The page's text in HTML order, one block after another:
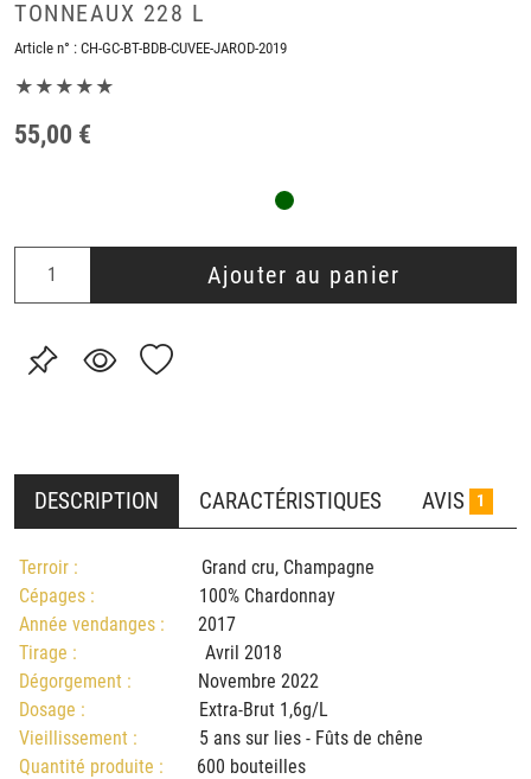
TONNEAUX 228 L
Article n° : CH-GC-BT-BDB-CUVEE-JAROD-2019
★★★★★
55,00 €
Ajouter au panier
DESCRIPTION CARACTÉRISTIQUES AVIS 1
Terroir : Grand cru, Champagne
Cépages : 100% Chardonnay
Année vendanges : 2017
Tirage : Avril 2018
Dégorgement : Novembre 2022
Dosage : Extra-Brut 1,6g/L
Vieillissement : 5 ans sur lies - Fûts de chêne
Quantité produite : 600 bouteilles